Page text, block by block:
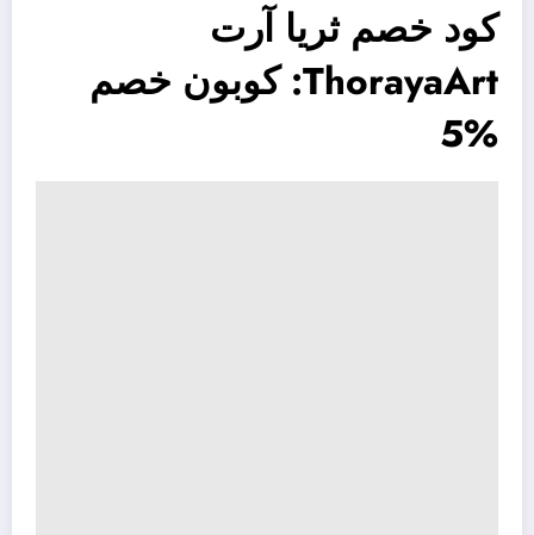
كود خصم ثريا آرت
ThorayaArt: كوبون خصم
%5